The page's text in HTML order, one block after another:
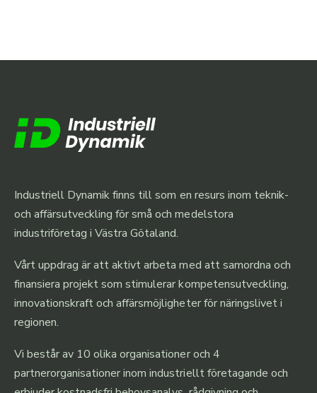
Industriell Dynamik finns till som en resurs inom teknik-
och affärsutveckling för små och medelstora
industriföretag i Västra Götaland.
Vårt uppdrag är att aktivt arbeta med att samordna och
finansiera projekt som stimulerar kompetensutveckling,
innovationskraft och affärsmöjligheter för näringslivet i
regionen.
Vi består av 10 olika organisationer och 4
partnerorganisationer inom industriellt företagande och